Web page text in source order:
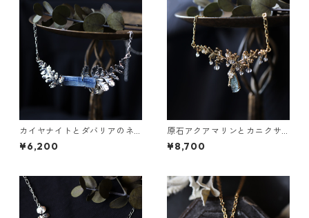
カイヤナイトとダバリアのネ
ックレス
¥6,200
原石アクアマリンとカニクサ
の葉の雫ネックレス
¥8,700